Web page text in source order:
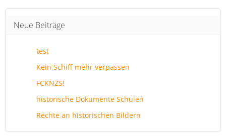
Neue Beiträge
test
Kein Schiff mehr verpassen
FCKNZS!
historische Dokumente Schulen
Rechte an historischen Bildern